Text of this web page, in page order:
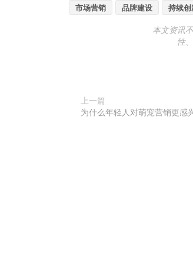
市场营销 品牌建设 持续
本文资讯
性
上一篇
为什么年轻人对萌宠营销更感